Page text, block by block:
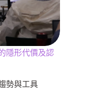
隱形代價及認
勢與工具